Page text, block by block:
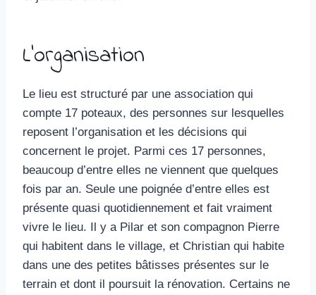
L’organisation
Le lieu est structuré par une association qui
compte 17 poteaux, des personnes sur lesquelles
reposent l’organisation et les décisions qui
concernent le projet. Parmi ces 17 personnes,
beaucoup d’entre elles ne viennent que quelques
fois par an. Seule une poignée d’entre elles est
présente quasi quotidiennement et fait vraiment
vivre le lieu. Il y a Pilar et son compagnon Pierre
qui habitent dans le village, et Christian qui habite
dans une des petites bâtisses présentes sur le
terrain et dont il poursuit la rénovation. Certains ne